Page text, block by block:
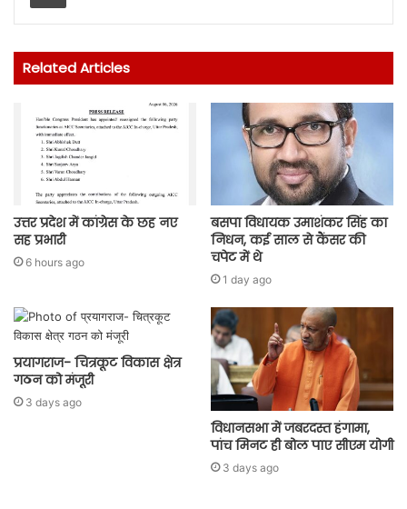
Related Articles
उत्तर प्रदेश में कांग्रेस के छह नए
सह प्रभारी
6 hours ago
बसपा विधायक उमाशंकर सिंह का
निधन, कई साल से कैंसर की
चपेट में थे
1 day ago
प्रयागराज- चित्रकूट विकास क्षेत्र
गठन को मंजूरी
3 days ago
विधानसभा में जबरदस्त हंगामा,
पांच मिनट ही बोल पाए सीएम योगी
3 days ago